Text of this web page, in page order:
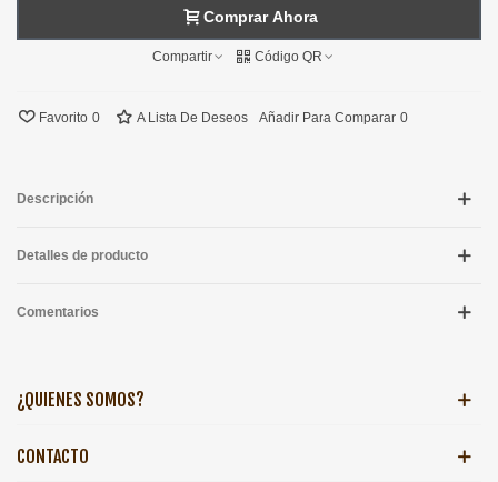
Comprar Ahora
Compartir Código QR
Favorito 0 A Lista De Deseos Añadir Para Comparar 0
Descripción
Detalles de producto
Comentarios
¿QUIENES SOMOS?
CONTACTO